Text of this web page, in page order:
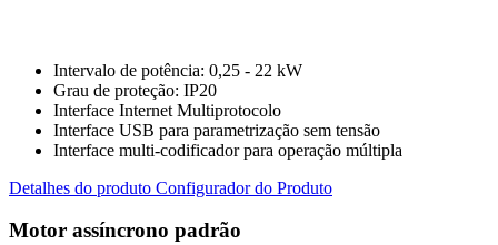
Intervalo de potência: 0,25 - 22 kW
Grau de proteção: IP20
Interface Internet Multiprotocolo
Interface USB para parametrização sem tensão
Interface multi-codificador para operação múltipla
Detalhes do produto Configurador do Produto
Motor assíncrono padrão